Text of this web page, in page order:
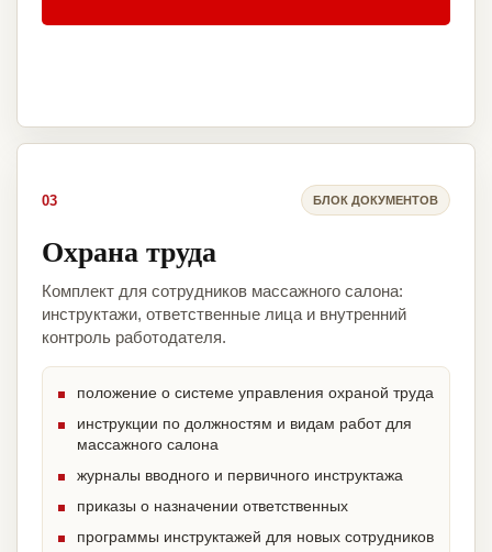
03 БЛОК ДОКУМЕНТОВ
Охрана труда
Комплект для сотрудников массажного салона:
инструктажи, ответственные лица и внутренний
контроль работодателя.
положение о системе управления охраной труда
инструкции по должностям и видам работ для
массажного салона
журналы вводного и первичного инструктажа
приказы о назначении ответственных
программы инструктажей для новых сотрудников